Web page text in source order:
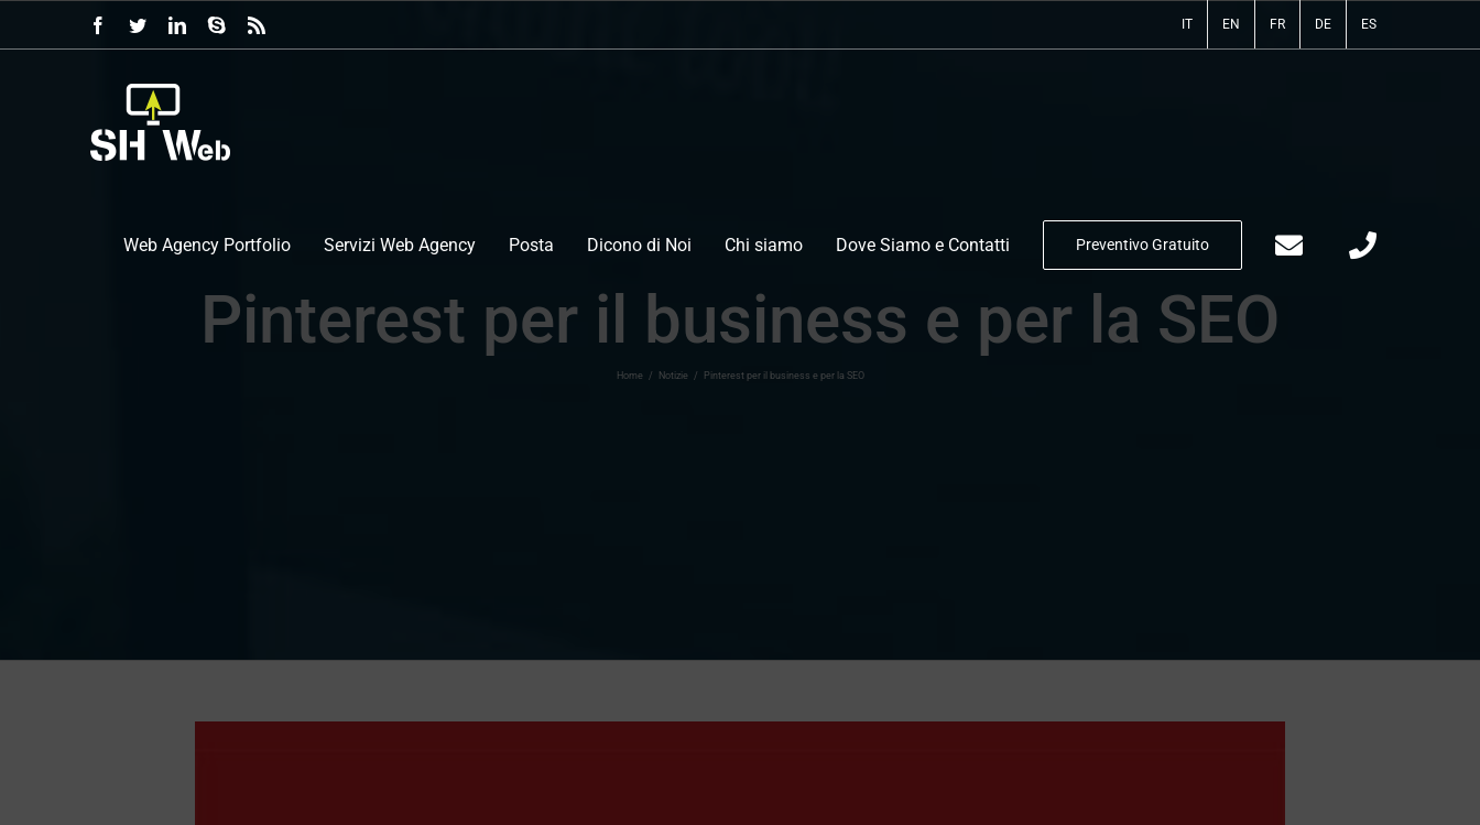
al
Facebook
TwitterLinkedIn
Skype IT EN FR DE ES
Web Agency Portfolio Servizi Web Agency Posta Dicono di Noi Chi siamo Dove Siamo e Contatti Preventivo Gratuito
Pinterest per il business e per la SEO
Home / Notizie / Pinterest per il business e per la SEO